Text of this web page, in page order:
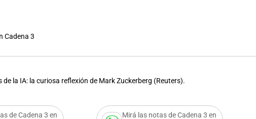
Cadena 3
la IA: la curiosa reflexión de Mark Zuckerberg (Reuters).
de Cadena 3 en
Mirá las notas de Cadena 3 en